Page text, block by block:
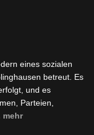
eines sozialen
betreut. Es
und es
Parteien,
mehr